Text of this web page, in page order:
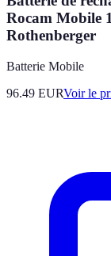
Rocam Mobile
Rothenberger
Batterie Mobile
96.49 EURVoir le